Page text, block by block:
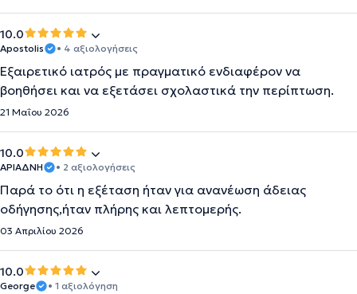
10.0
Apostolis • 4 αξιολογήσεις
Εξαιρετικό ιατρός με πραγματικό ενδιαφέρον να
βοηθήσει και να εξετάσει σχολαστικά την περίπτωση.
21 Μαΐου 2026
10.0
ΑΡΙΑΔΝΗ • 2 αξιολογήσεις
Παρά το ότι η εξέταση ήταν για ανανέωση άδειας
οδήγησης,ήταν πλήρης και λεπτομερής.
03 Απριλίου 2026
10.0
George • 1 αξιολόγηση